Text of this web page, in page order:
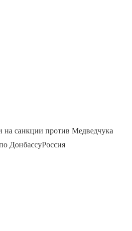
на санкции против Медведчука
ДонбассуРоссия